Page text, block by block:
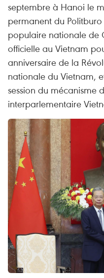
septembre à Hanoi le
permanent du Politburo
populaire nationale de
officielle au Vietnam
anniversaire de la
nationale du Vietnam,
session du mécanisme
interparlementaire